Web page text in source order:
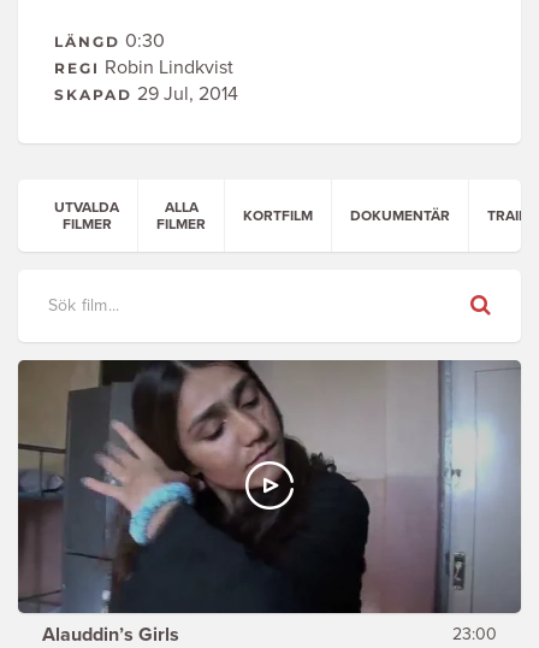
LÄNGD 0:30
REGI Robin Lindkvist
SKAPAD 29 Jul, 2014
UTVALDA
FILMER
ALLA
FILMER
KORTFILM DOKUMENTÄR
Sök
Alauddin’s Girls 23:00